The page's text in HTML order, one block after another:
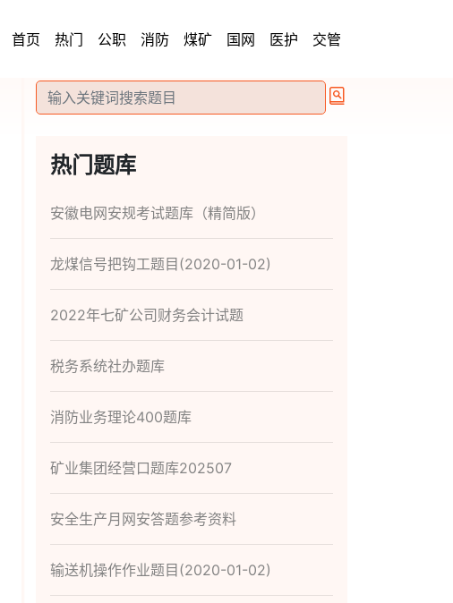
首页 热门 公职 消防 煤矿 国网 医护 交管
热门题库
安徽电网安规考试题库（精简版）
龙煤信号把钩工题目(2020-01-02)
2022年七矿公司财务会计试题
税务系统社办题库
消防业务理论400题库
矿业集团经营口题库202507
安全生产月网安答题参考资料
输送机操作作业题目(2020-01-02)